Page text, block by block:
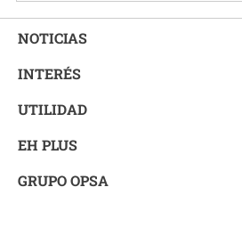
NOTICIAS
INTERÉS
UTILIDAD
EH PLUS
GRUPO OPSA